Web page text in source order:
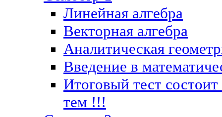
Линейная алгебра
Векторная алгебра
Аналитическая
Введение в
Итоговый тест
тем !!!